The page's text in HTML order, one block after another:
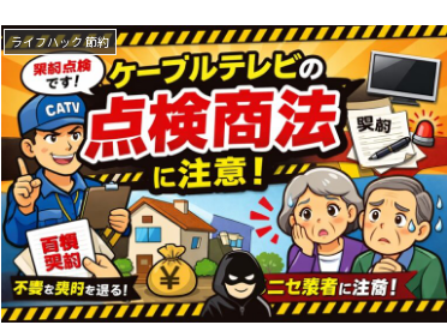
ライフハック 節約